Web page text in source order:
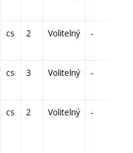
cs 2 Volitelný -
cs 3 Volitelný -
cs 2 Volitelný -